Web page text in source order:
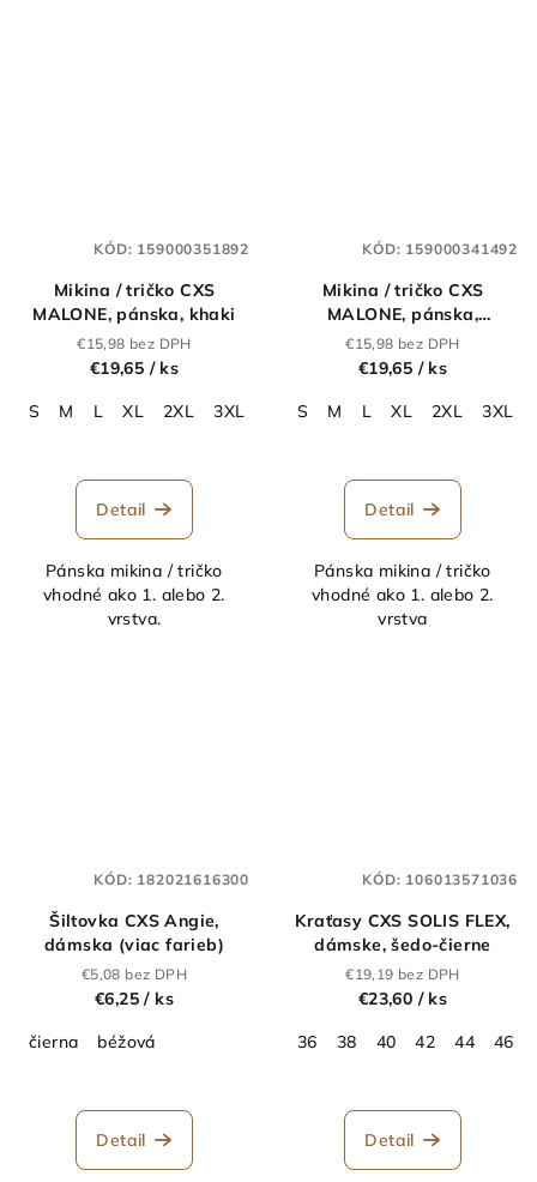
Mikina / tričko CXS
MALONE, pánska, khaki
€15,98 bez DPH
€19,65 / ks
S
M L XL 2XL 3XL
Detail
Pánska mikina / tričko
vhodné ako 1. alebo 2.
vrstva.
KÓD: 159000351892
Mikina / tričko CXS
MALONE, pánska,
tmavomodrá
€15,98 bez DPH
€19,65 / ks
S
M L XL 2XL 3XL
Detail
Pánska mikina / tričko
vhodné ako 1. alebo 2.
vrstva
KÓD: 159000341492
Šiltovka CXS Angie,
dámska (viac farieb)
€5,08 bez DPH
€6,25/ ks
čierna
béžová
Detail
KÓD: 182021616300
Kraťasy CXS SOLIS FLEX,
dámske, šedo-čierne
€19,19 bez DPH
€23,60 / ks
36
38 40 42 44 46
Detail
KÓD: 106013571036